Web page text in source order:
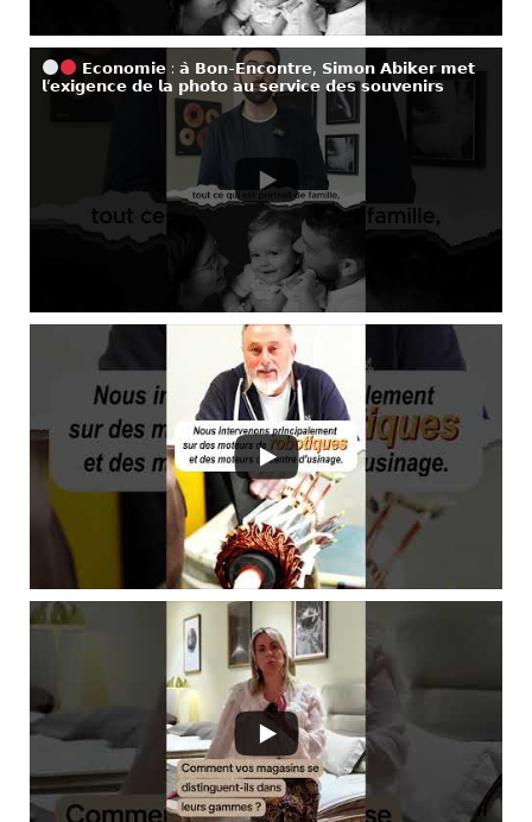
𝗘𝗰𝗼𝗻𝗼𝗺𝗶𝗲 : 𝗮̀ 𝗕𝗼𝗻-𝗘𝗻𝗰𝗼𝗻𝘁𝗿𝗲, 𝗦𝗶𝗺𝗼𝗻 𝗔𝗯𝗶𝗸𝗲𝗿 𝗺𝗲𝘁
𝗹’𝗲𝘅𝗶𝗴𝗲𝗻𝗰𝗲 𝗱𝗲 𝗹𝗮 𝗽𝗵𝗼𝘁𝗼 𝗮𝘂 𝘀𝗲𝗿𝘃𝗶𝗰𝗲 𝗱𝗲𝘀 𝘀𝗼𝘂𝘃𝗲𝗻𝗶𝗿𝘀